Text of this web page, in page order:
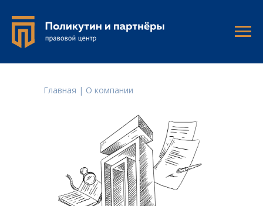
Главная | О компании